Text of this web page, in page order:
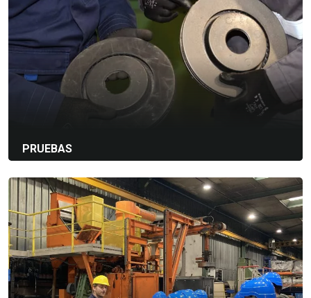
capacidad o los recursos son limitados.
Ideal para:
Picos de sobreproducción
Paradas por mantenimiento de máquinas
Series de producción pequeñas o piloto
Este servicio garantiza continuidad, flexibilidad y fiabilidad,
sin inversión inmediata.
PRUEBAS
específico, nuestra experiencia está a su servicio para
encontrar la solución adecuada sin interrumpir su línea de
producción. ¡Asegure su negocio!
Pruebas internas
Pruebas in situ
Evaluación concreta
Pruebas remotas
Ver más detalles